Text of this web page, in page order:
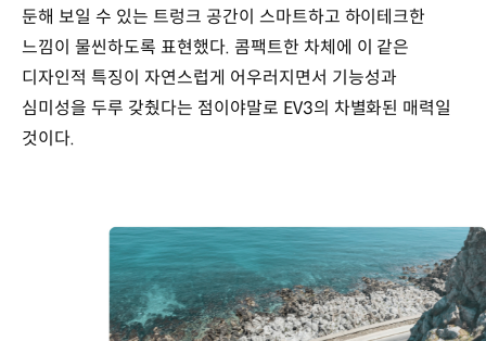
둔해 보일 수 있는 트렁크 공간이 스마트하고 하이테크한
느낌이 물씬하도록 표현했다. 콤팩트한 차체에 이 같은
디자인적 특징이 자연스럽게 어우러지면서 기능성과
심미성을 두루 갖췄다는 점이야말로 EV3의 차별화된 매력일
것이다.